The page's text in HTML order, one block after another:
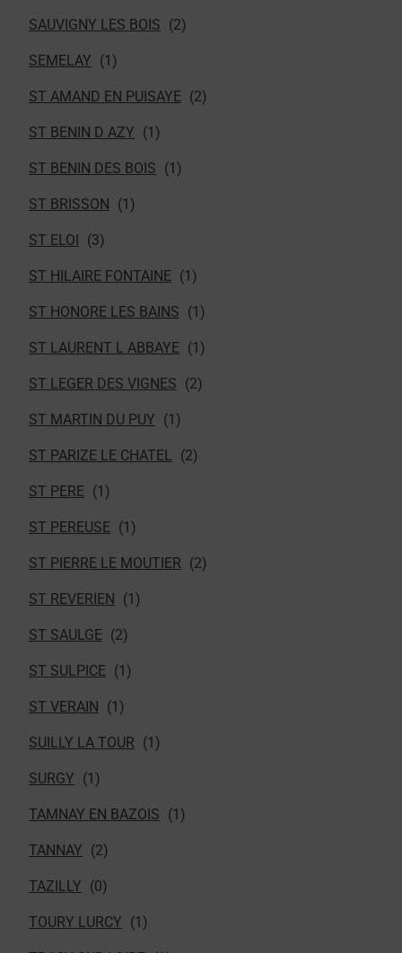
SAUVIGNY LES BOIS
SEMELAY
ST AMAND EN PUISAYE
ST BENIN D AZY
ST BENIN DES BOIS
ST BRISSON
ST ELOI
ST HILAIRE FONTAINE
ST HONORE LES BAINS
ST LAURENT L ABBAYE
ST LEGER DES VIGNES
ST MARTIN DU PUY
ST PARIZE LE CHATEL
ST PERE
ST PEREUSE
ST PIERRE LE MOUTIER
ST REVERIEN
ST SAULGE
ST SULPICE
ST VERAIN
SUILLY LA TOUR
SURGY
TAMNAY EN BAZOIS
TANNAY
TAZILLY
TOURY LURCY